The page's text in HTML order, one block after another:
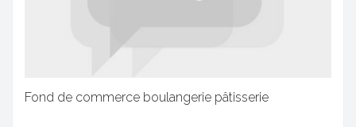
Fond de commerce boulangerie pâtisserie